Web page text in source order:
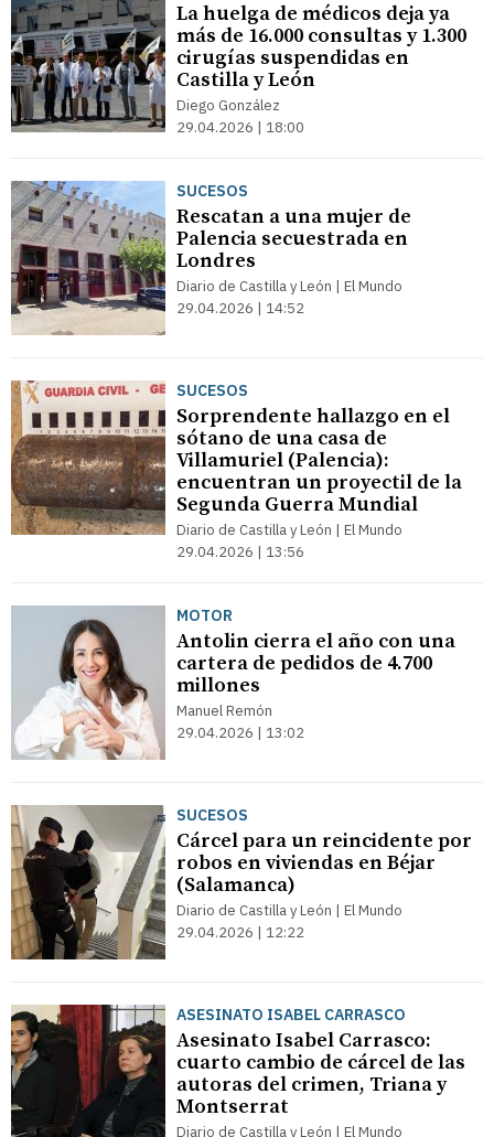
La huelga de médicos deja ya
más de 16.000 consultas y 1.300
cirugías suspendidas en
Castilla y León
Diego González
29.04.2026 | 18:00
SUCESOS
Rescatan a una mujer de
Palencia secuestrada en
Londres
Diario de Castilla y León | El Mundo
29.04.2026 | 14:52
SUCESOS
Sorprendente hallazgo en el
sótano de una casa de
Villamuriel (Palencia):
encuentran un proyectil de la
Segunda Guerra Mundial
Diario de Castilla y León | El Mundo
29.04.2026 | 13:56
MOTOR
Antolin cierra el año con una
cartera de pedidos de 4.700
millones
Manuel Remón
29.04.2026 | 13:02
SUCESOS
Cárcel para un reincidente por
robos en viviendas en Béjar
(Salamanca)
Diario de Castilla y León | El Mundo
29.04.2026 | 12:22
ASESINATO ISABEL CARRASCO
Asesinato Isabel Carrasco:
cuarto cambio de cárcel de las
autoras del crimen, Triana y
Montserrat
Diario de Castilla y León | El Mundo